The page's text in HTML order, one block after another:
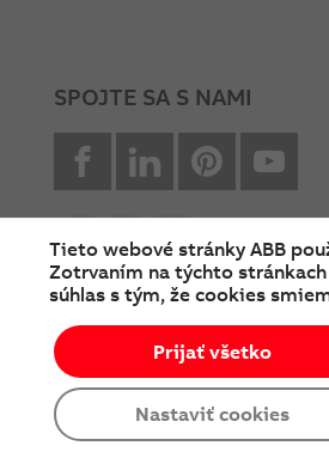
SPOJTE SA S NAMI
facebookLinkedin Pinterest
© Copyright 2026
Podmienky
Cookies a ochrana
Tieto webové stránky ABB
Zotrvaním na týchto
súhlas s tým, že cookies
Nastaviť cookies
Prijať všetko